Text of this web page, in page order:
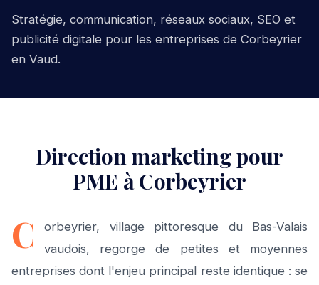
Stratégie, communication, réseaux sociaux, SEO et
publicité digitale pour les entreprises de Corbeyrier
en Vaud.
Direction marketing pour
PME à Corbeyrier
C
orbeyrier, village pittoresque du Bas-Valais
vaudois, regorge de petites et moyennes
entreprises dont l'enjeu principal reste identique : se